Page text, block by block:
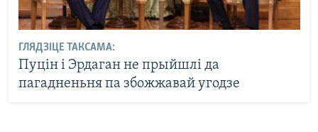
ГЛЯДЗІЦЕ ТАКСАМА:
Пуцін і Эрдаган не прыйшлі да
пагадненьня па збожжавай угодзе